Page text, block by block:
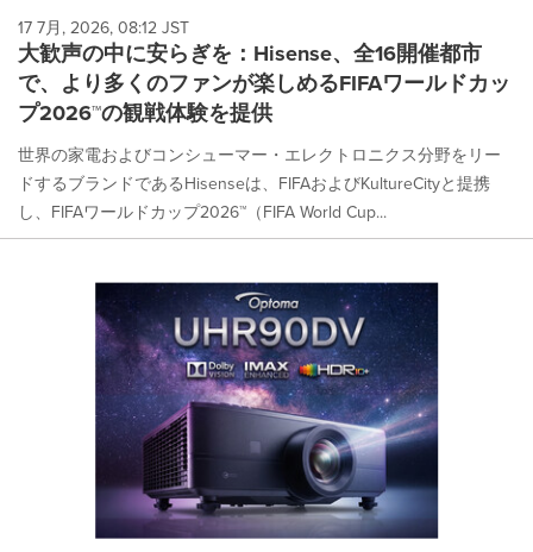
17 7月, 2026, 08:12 JST
大歓声の中に安らぎを：Hisense、全16開催都市
で、より多くのファンが楽しめるFIFAワールドカッ
プ2026™の観戦体験を提供
世界の家電およびコンシューマー・エレクトロニクス分野をリー
ドするブランドであるHisenseは、FIFAおよびKultureCityと提携
し、FIFAワールドカップ2026™（FIFA World Cup...